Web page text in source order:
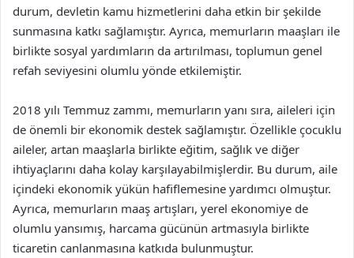
durum, devletin kamu hizmetlerini daha etkin bir şekilde
sunmasına katkı sağlamıştır. Ayrıca, memurların maaşları ile
birlikte sosyal yardımların da artırılması, toplumun genel
refah seviyesini olumlu yönde etkilemiştir.
2018 yılı Temmuz zammı, memurların yanı sıra, aileleri için
de önemli bir ekonomik destek sağlamıştır. Özellikle çocuklu
aileler, artan maaşlarla birlikte eğitim, sağlık ve diğer
ihtiyaçlarını daha kolay karşılayabilmişlerdir. Bu durum, aile
içindeki ekonomik yükün hafiflemesine yardımcı olmuştur.
Ayrıca, memurların maaş artışları, yerel ekonomiye de
olumlu yansımış, harcama gücünün artmasıyla birlikte
ticaretin canlanmasına katkıda bulunmuştur.